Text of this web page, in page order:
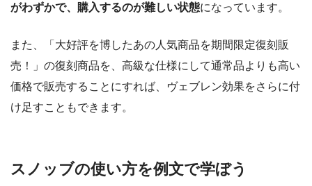
がわずかで、購入するのが難しい状態になっています。
また、「大好評を博したあの人気商品を期間限定復刻販
売！」の復刻商品を、高級な仕様にして通常品よりも高い
価格で販売することにすれば、ヴェブレン効果をさらに付
け足すこともできます。
スノッブの使い方を例文で学ぼう